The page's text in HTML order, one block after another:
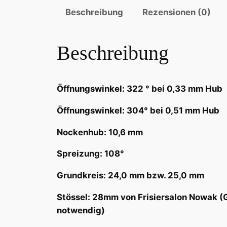
Beschreibung
Rezensionen (0)
Beschreibung
Öffnungswinkel: 322 ° bei 0,33 mm Hub
Öffnungswinkel: 304° bei 0,51 mm Hub
Nockenhub: 10,6 mm
Spreizung: 108°
Grundkreis: 24,0 mm bzw. 25,0 mm
Stössel: 28mm von Frisiersalon Nowak
notwendig)